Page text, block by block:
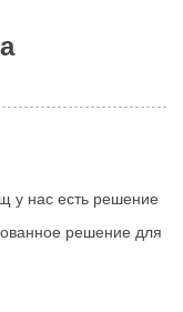
у нас есть решение
решение для